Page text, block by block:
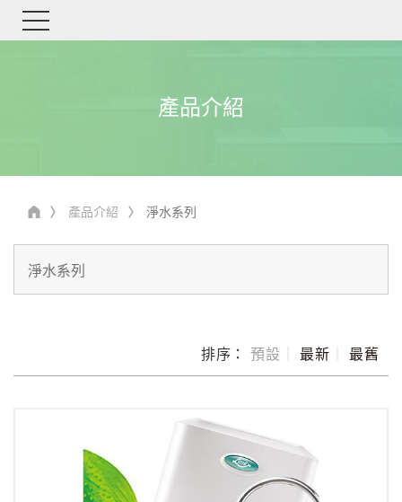
產品介紹
產品介紹 淨水系列
排序：預設 最新 最舊